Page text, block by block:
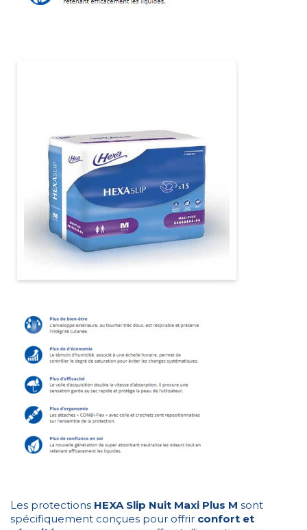
Les protections HEXA Slip Nuit Maxi Plus M sont
spécifiquement conçues pour offrir confort et